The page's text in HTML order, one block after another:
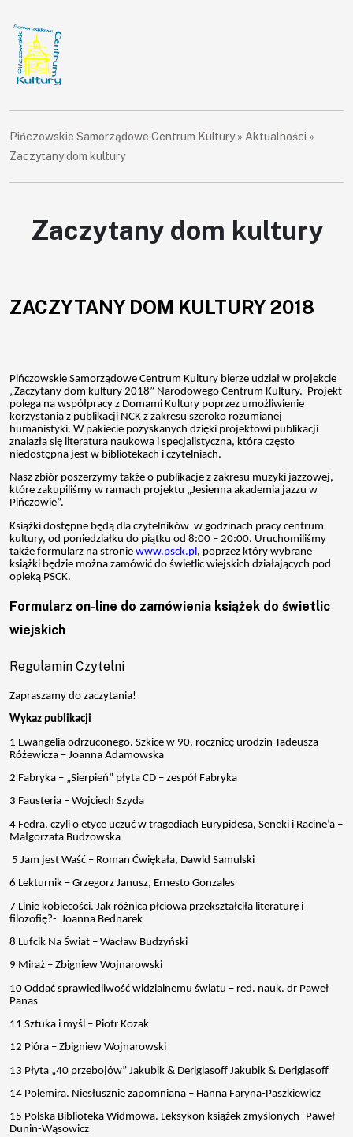
Aktualności
Aktualności
UTW
O
nas
Kadra
Zajęcia
Wydarzenia
Konkursy
Projekty
Praca
Rozeznanie
rynku
Kontakt
Pińczowskie Samorządowe Centrum Kultury» Aktualności »
Zaczytany dom kultury
Zaczytany dom kultury
ZACZYTANY DOM KULTURY 2018
Pińczowskie Samorządowe Centrum Kultury bierze udział w projekcie
„Zaczytany dom kultury 2018” Narodowego Centrum Kultury. Projekt
polega na współpracy z Domami Kultury poprzez umożliwienie
korzystania z publikacji NCK z zakresu szeroko rozumianej
humanistyki. W pakiecie pozyskanych dzięki projektowi publikacji
znalazła się literatura naukowa i specjalistyczna, która często
niedostępna jest w bibliotekach i czytelniach.
Nasz zbiór poszerzymy także o publikacje z zakresu muzyki jazzowej,
które zakupiliśmy w ramach projektu „Jesienna akademia jazzu w
Pińczowie”.
Książki dostępne będą dla czytelników w godzinach pracy centrum
kultury, od poniedziałku do piątku od 8:00 – 20:00. Uruchomiliśmy
także formularz na stronie www.psck.pl , poprzez który wybrane
książki będzie można zamówić do świetlic wiejskich działających pod
opieką PSCK.
Formularz on-line do zamówienia książek do świetlic
wiejskich
Regulamin Czytelni
Zapraszamy do zaczytania!
Wykaz publikacji
1 Ewangelia odrzuconego. Szkice w 90. rocznicę urodzin Tadeusza
Różewicza – Joanna Adamowska
2 Fabryka – „Sierpień” płyta CD – zespół Fabryka
3 Fausteria – Wojciech Szyda
4 Fedra, czyli o etyce uczuć w tragediach Eurypidesa, Seneki i Racine’a –
Małgorzata Budzowska
5 Jam jest Waść – Roman Ćwiękała, Dawid Samulski
6 Lekturnik – Grzegorz Janusz, Ernesto Gonzales
7 Linie kobiecości. Jak różnica płciowa przekształciła literaturę i
filozofię?- Joanna Bednarek
8 Lufcik Na Świat – Wacław Budzyński
9 Miraż – Zbigniew Wojnarowski
10 Oddać sprawiedliwość widzialnemu światu – red. nauk. dr Paweł
Panas
11 Sztuka i myśl – Piotr Kozak
12 Pióra – Zbigniew Wojnarowski
13 Płyta „40 przebojów” Jakubik & Deriglasoff Jakubik & Deriglasoff
14 Polemira. Niesłusznie zapomniana – Hanna Faryna-Paszkiewicz
15 Polska Biblioteka Widmowa. Leksykon książek zmyślonych -Paweł
Dunin-Wąsowicz